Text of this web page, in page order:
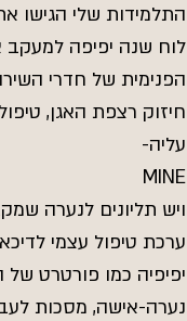
התלמידות שלי הגישו
לוח שנה יפיפה למעקב
הפנימית של חדרי
חיזוק רצפת האגן,
עליה-
MINE
ויש תליונים לנערה
ערכת טיפול עצמי
יפיפיה כמו פורטרט
נערה-אישה, מסכות